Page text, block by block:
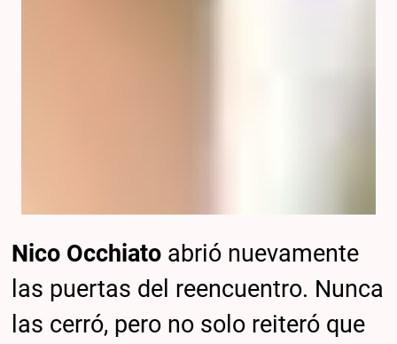
Nico Occhiato abrió nuevamente
las puertas del reencuentro. Nunca
las cerró, pero no solo reiteró que